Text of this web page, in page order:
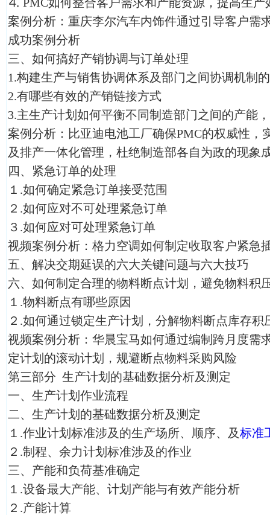
案例分析：重庆李尔汽车内饰件通过引导客户需
成功案例分析
三、如何搞好产销协调与订单处理
1.构建生产与销售协调体系及部门之间协调机制
2.有哪些有效的产销链接方式
3.主生产计划如何平衡不同制造部门之间的产能
案例分析：比亚迪电池工厂确保PMC的权威性，
及排产一体化管理，杜绝制造部各自为政的现象
四、紧急订单的处理
１.如何确定紧急订单接受范围
２.如何应对不可处理紧急订单
３.如何应对可处理紧急订单
视频案例分析：格力空调如何制定收取客户紧急
五、解决交期延误的六大关键问题与六大技巧
六、如何制定合理的物料断点计划，避免物料积
１.物料断点有哪些原因
２.如何通过锁定生产计划，分解物料断点库存积
视频案例分析：华晨宝马如何通过编制跨月度需
定计划的滚动计划，规避断点物料采购风险
第三部分 生产计划的基础数据分析及测定
一、生产计划作业流程
二、生产计划的基础数据分析及测定
１.作业计划标准涉及的生产场所、顺序、及标准
２.制程、余力计划标准涉及的作业
三、产能和负荷基准确定
１.设备最大产能、计划产能与有效产能分析
２.产能计算